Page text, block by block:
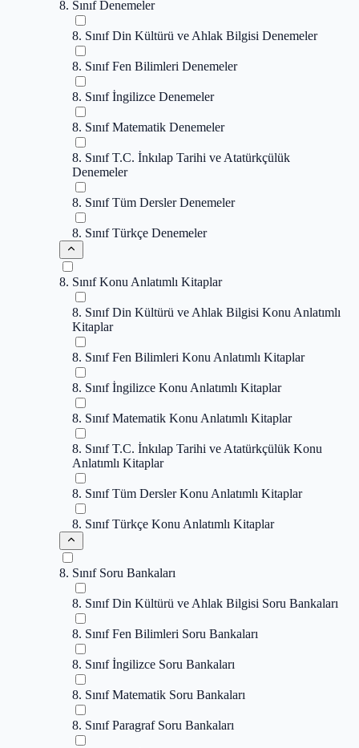
8. Sınıf Denemeler
8. Sınıf Din Kültürü ve Ahlak Bilgisi Denemeler
8. Sınıf Fen Bilimleri Denemeler
8. Sınıf İngilizce Denemeler
8. Sınıf Matematik Denemeler
8. Sınıf T.C. İnkılap Tarihi ve Atatürkçülük
Denemeler
8. Sınıf Tüm Dersler Denemeler
8. Sınıf Türkçe Denemeler
8. Sınıf Konu Anlatımlı Kitaplar
8. Sınıf Din Kültürü ve Ahlak Bilgisi Konu Anlatımlı
Kitaplar
8. Sınıf Fen Bilimleri Konu Anlatımlı Kitaplar
8. Sınıf İngilizce Konu Anlatımlı Kitaplar
8. Sınıf Matematik Konu Anlatımlı Kitaplar
8. Sınıf T.C. İnkılap Tarihi ve Atatürkçülük Konu
Anlatımlı Kitaplar
8. Sınıf Tüm Dersler Konu Anlatımlı Kitaplar
8. Sınıf Türkçe Konu Anlatımlı Kitaplar
8. Sınıf Soru Bankaları
8. Sınıf Din Kültürü ve Ahlak Bilgisi Soru Bankaları
8. Sınıf Fen Bilimleri Soru Bankaları
8. Sınıf İngilizce Soru Bankaları
8. Sınıf Matematik Soru Bankaları
8. Sınıf Paragraf Soru Bankaları